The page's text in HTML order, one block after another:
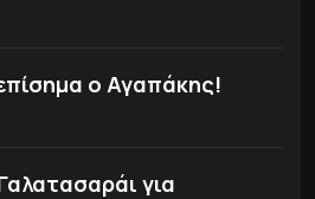
ο Αγαπάκης!
για